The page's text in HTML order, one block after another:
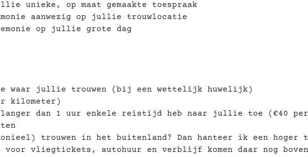
unieke, op maat gemaakte toespraak
aanwezig op jullie trouwlocatie
op jullie grote dag
waar jullie trouwen (bij een wettelijk huwelijk)
kilometer)
dan 1 uur enkele reistijd heb naar jullie toe (€40
trouwen in het buitenland? Dan hanteer ik een hoger
voor vliegtickets, autohuur en verblijf komen daar nog